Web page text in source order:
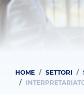
Briciole
HOME SETTORI